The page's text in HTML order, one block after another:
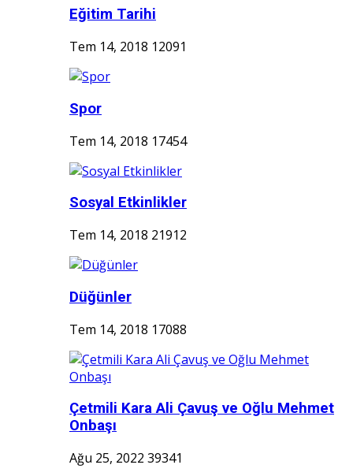
Eğitim Tarihi
Tem 14, 2018 12091
Spor
Tem 14, 2018 17454
Sosyal Etkinlikler
Tem 14, 2018 21912
Düğünler
Tem 14, 2018 17088
Çetmili Kara Ali Çavuş ve Oğlu Mehmet
Onbaşı
Ağu 25, 2022 39341